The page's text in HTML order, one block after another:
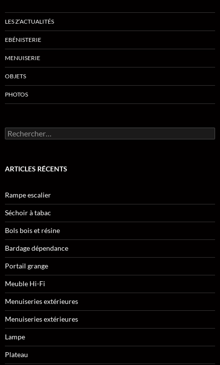
LES Z’ACTUALITÉS
EBÉNISTERIE
MENUISERIE
OBJETS
PHOTOS
Rechercher :
ARTICLES RÉCENTS
Rampe escalier
Séchoir à tabac
Bols bois et résine
Bardage dépendance
Portail grange
Meuble Hi-Fi
Menuiseries extérieures
Menuiseries extérieures
Lampe
Plateau